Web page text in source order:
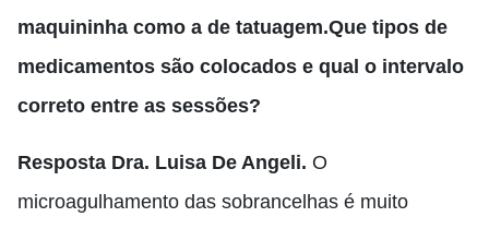
maquininha como a de tatuagem.Que tipos de
medicamentos são colocados e qual o intervalo
correto entre as sessões?
Resposta Dra. Luisa De Angeli. O
microagulhamento das sobrancelhas é muito